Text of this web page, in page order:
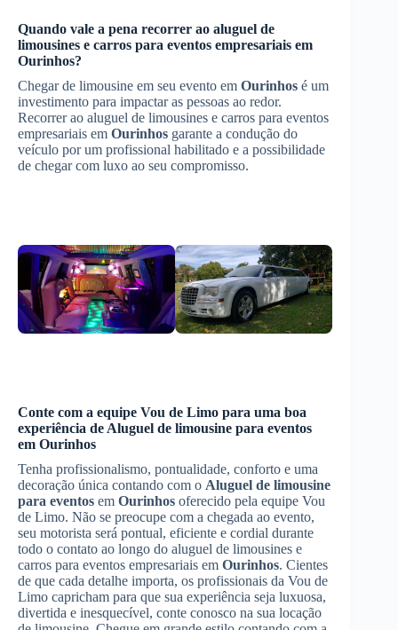
Quando vale a pena recorrer ao aluguel de
limousines e carros para eventos empresariais em
Ourinhos?
Chegar de limousine em seu evento em Ourinhos é um
investimento para impactar as pessoas ao redor.
Recorrer ao aluguel de limousines e carros para eventos
empresariais em Ourinhos garante a condução do
veículo por um profissional habilitado e a possibilidade
de chegar com luxo ao seu compromisso.
Conte com a equipe Vou de Limo para uma boa
experiência de Aluguel de limousine para eventos
em Ourinhos
Tenha profissionalismo, pontualidade, conforto e uma
decoração única contando com o Aluguel de limousine
para eventos em Ourinhos oferecido pela equipe Vou
de Limo. Não se preocupe com a chegada ao evento,
seu motorista será pontual, eficiente e cordial durante
todo o contato ao longo do aluguel de limousines e
carros para eventos empresariais em Ourinhos. Cientes
de que cada detalhe importa, os profissionais da Vou de
Limo capricham para que sua experiência seja luxuosa,
divertida e inesquecível, conte conosco na sua locação